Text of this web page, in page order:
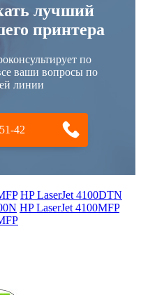
лучший
принтера
по
ваши вопросы по
линии
42
HP LaserJet 4100DTN
HP LaserJet 4100MFP